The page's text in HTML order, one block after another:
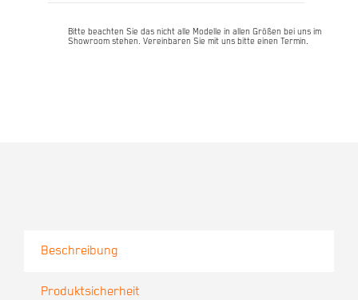
Bitte beachten Sie das nicht alle Modelle in allen Größen bei uns im
Showroom stehen. Vereinbaren Sie mit uns bitte einen Termin.
Beschreibung
Produktsicherheit